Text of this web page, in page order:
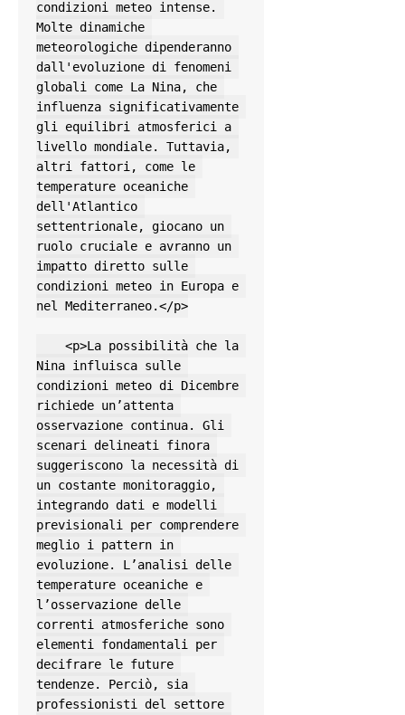
condizioni meteo intense.
Molte dinamiche
meteorologiche dipenderanno
dall'evoluzione di fenomeni
globali come La Nina, che
influenza significativamente
gli equilibri atmosferici a
livello mondiale. Tuttavia,
altri fattori, come le
temperature oceaniche
dell'Atlantico
settentrionale, giocano un
ruolo cruciale e avranno un
impatto diretto sulle
condizioni meteo in Europa e
nel Mediterraneo.</p>
Nina influisca sulle
condizioni meteo di Dicembre
richiede un’attenta
osservazione continua. Gli
scenari delineati finora
suggeriscono la necessità di
un costante monitoraggio,
integrando dati e modelli
previsionali per comprendere
meglio i pattern in
evoluzione. L’analisi delle
temperature oceaniche e
l’osservazione delle
correnti atmosferiche sono
elementi fondamentali per
decifrare le future
tendenze. Perciò, sia
professionisti del settore